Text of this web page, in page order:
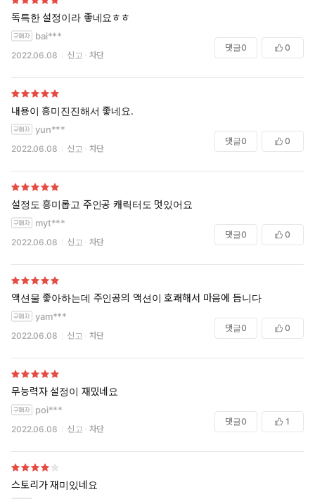
독특한 설정이라 좋네요ㅎㅎ
bai***
2022.06.08 신고 차단
댓글0 0
내용이 흥미진진해서 좋네요.
yun***
2022.06.08 신고 차단
댓글0 0
설정도 흥미롭고 주인공 캐릭터도 멋있어요
myt***
2022.06.08 신고 차단
댓글0 0
액션물 좋아하는데 주인공의 액션이 호쾌해서 마음에 듭니다
yam***
2022.06.08 신고 차단
댓글0 0
무능력자 설정이 재밌네요
poi***
2022.06.08 신고 차단
댓글0 1
스토리가 재미있네요